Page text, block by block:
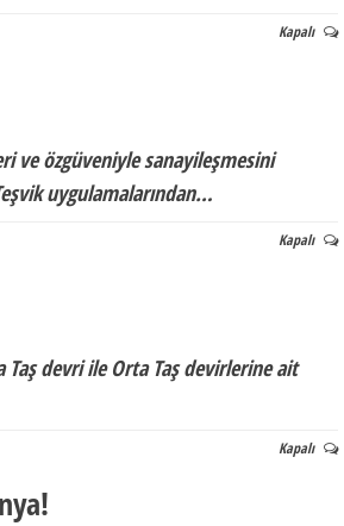
Kapalı
ve özgüveniyle sanayileşmesini
uygulamalarından…
Kapalı
devri ile Orta Taş devirlerine ait
Kapalı